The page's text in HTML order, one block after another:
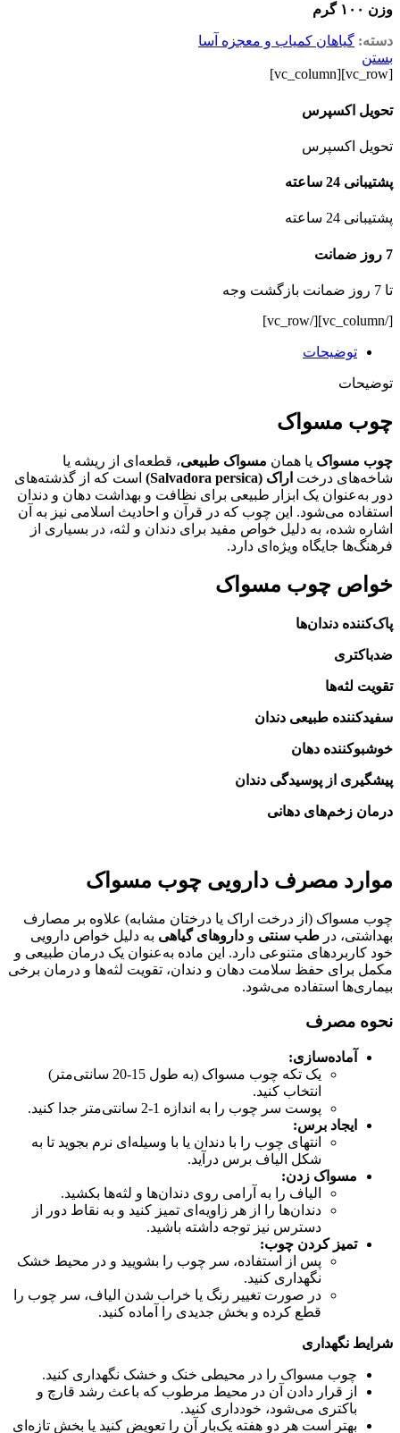
وزن ۱۰۰ گرم
دسته: گیاهان کمیاب و معجزه آسا
بستن
[vc_row][vc_column]
تحویل اکسپرس
تحویل اکسپرس
پشتیبانی 24 ساعته
پشتیبانی 24 ساعته
7 روز ضمانت
تا 7 روز ضمانت بازگشت وجه
[/vc_column][/vc_row]
توضیحات
توضیحات
چوب مسواک
چوب مسواک یا همان مسواک طبیعی، قطعه‌ای از ریشه یا
شاخه‌های درخت اراک (Salvadora persica)
است که از گذشته‌های
دور به‌عنوان یک ابزار طبیعی برای نظافت و بهداشت دهان و دندان
استفاده می‌شود. این چوب که در قرآن و احادیث اسلامی نیز به آن
اشاره شده، به دلیل خواص مفید برای دندان و لثه، در بسیاری از
فرهنگ‌ها جایگاه ویژه‌ای دارد.
خواص چوب مسواک
پاک‌کننده دندان‌ها
ضدباکتری
تقویت لثه‌ها
سفیدکننده طبیعی دندان
خوشبوکننده دهان
پیشگیری از پوسیدگی دندان
درمان زخم‌های دهانی
موارد مصرف دارویی چوب مسواک
چوب مسواک (از درخت اراک یا درختان مشابه) علاوه بر مصارف
بهداشتی، در طب سنتی و داروهای گیاهی به دلیل خواص دارویی
خود کاربردهای متنوعی دارد. این ماده به‌عنوان یک درمان طبیعی و
مکمل برای حفظ سلامت دهان و دندان، تقویت لثه‌ها و درمان برخی
بیماری‌ها استفاده می‌شود.
نحوه مصرف
آماده‌سازی:
یک تکه چوب مسواک (به طول 15-20 سانتی‌متر)
انتخاب کنید.
پوست سر چوب را به اندازه 1-2 سانتی‌متر جدا کنید.
ایجاد برس:
انتهای چوب را با دندان یا با وسیله‌ای نرم بجوید تا به
شکل الیاف برس درآید.
مسواک زدن:
الیاف را به آرامی روی دندان‌ها و لثه‌ها بکشید.
دندان‌ها را از هر زاویه‌ای تمیز کنید و به نقاط دور از
دسترس نیز توجه داشته باشید.
تمیز کردن چوب:
پس از استفاده، سر چوب را بشویید و در محیط خشک
نگهداری کنید.
در صورت تغییر رنگ یا خراب شدن الیاف، سر چوب را
قطع کرده و بخش جدیدی را آماده کنید.
شرایط نگهداری
چوب مسواک را در محیطی خنک و خشک نگهداری کنید.
از قرار دادن آن در محیط مرطوب که باعث رشد قارچ و
باکتری می‌شود، خودداری کنید.
بهتر است هر دو هفته یک‌بار آن را تعویض کنید یا بخش تازه‌ای